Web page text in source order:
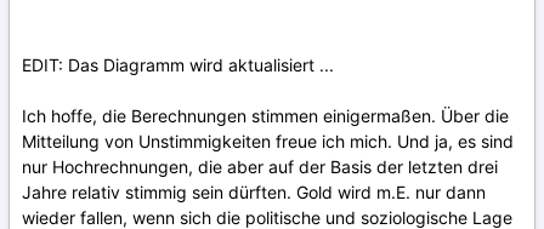
EDIT: Das Diagramm wird aktualisiert ...
Ich hoffe, die Berechnungen stimmen einigermaßen. Über die
Mitteilung von Unstimmigkeiten freue ich mich. Und ja, es sind
nur Hochrechnungen, die aber auf der Basis der letzten drei
Jahre relativ stimmig sein dürften. Gold wird m.E. nur dann
wieder fallen, wenn sich die politische und soziologische Lage